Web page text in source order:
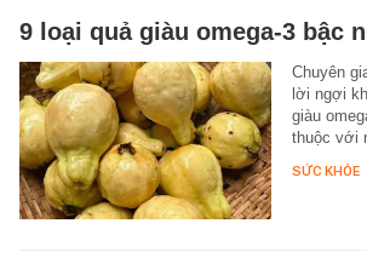
9 loại quả giàu omega-3 bậc
Chuyên
lời ngợi
giàu
thuộc với
SỨC KHỎE